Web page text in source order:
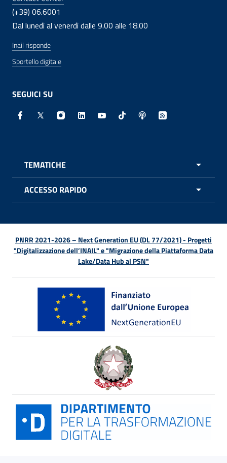
(+39) 06.6001
Dal lunedì al venerdì dalle 9.00 alle 18.00
Inail risponde
Sportello digitale
SEGUICI SU
Facebook - Sito esterno - Apertura in nuova finestra
X - Sito esterno - Apertura in nuova finestra
Instagram - Sito esterno - Apertura in
Linkedin - Sito esterno - Apertura in
Youtube - Sito esterno -
TikTok - Sito esterno -
Spreaker - Sito
Feed RSS -
TEMATICHE
ACCESSO RAPIDO
PNRR 2021-2026 – Next Generation EU (DL 77/2021) - Progetti
"Digitalizzazione dell’INAIL" e "Migrazione della Piattaforma Data
Lake/Data Hub al PSN"